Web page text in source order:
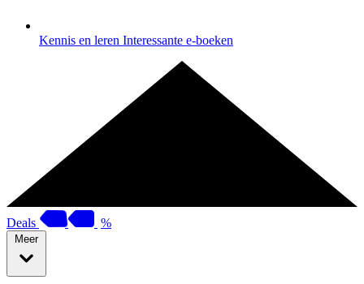
Kennis en leren Interessante e-boeken
Deals %
Meer